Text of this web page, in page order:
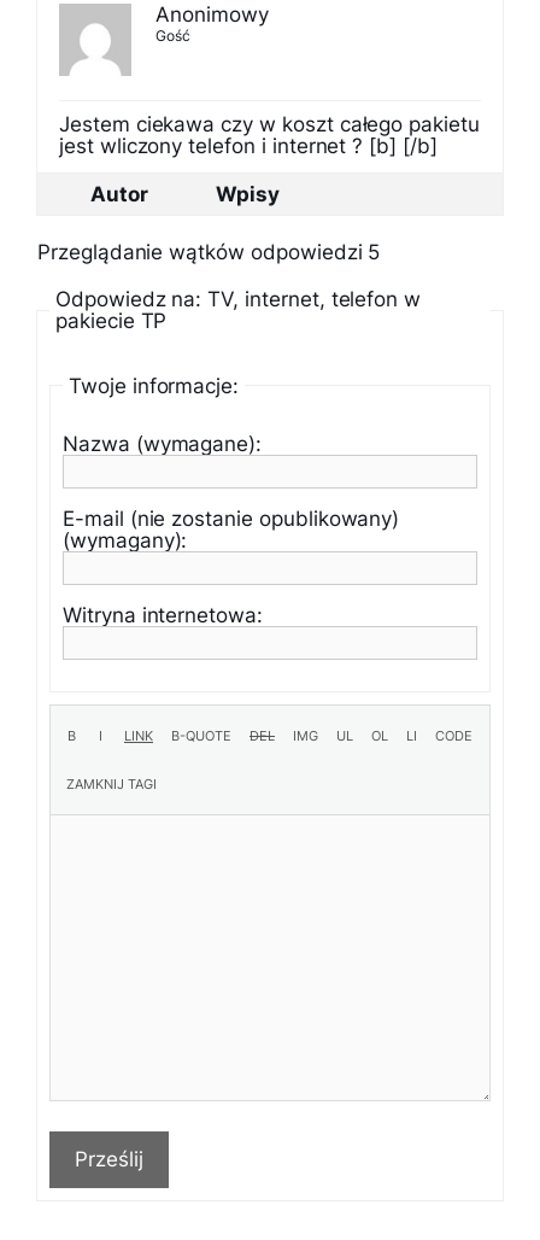
Anonimowy
Gość
Jestem ciekawa czy w koszt całego pakietu
jest wliczony telefon i internet ? [b] [/b]
Autor
Wpisy
Przeglądanie wątków odpowiedzi 5
Odpowiedz na: TV, internet, telefon w
pakiecie TP
Twoje informacje:
Nazwa (wymagane):
E-mail (nie zostanie opublikowany)
(wymagany):
Witryna internetowa:
Prześlij